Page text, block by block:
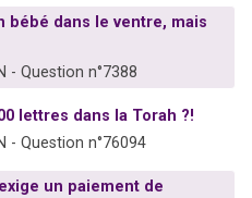
bébé dans le ventre, mais
- Question n°7388
lettres dans la Torah ?!
- Question n°76094
un paiement de